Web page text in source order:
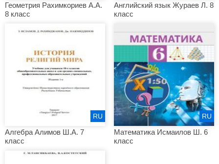
Геометрия Рахимкориев А.А.
8 класс
Английский язык Жураев Л. 8
класс
Алгебра Алимов Ш.А. 7
класс
RU
Математика Исмаилов Ш. 6
класс
RU